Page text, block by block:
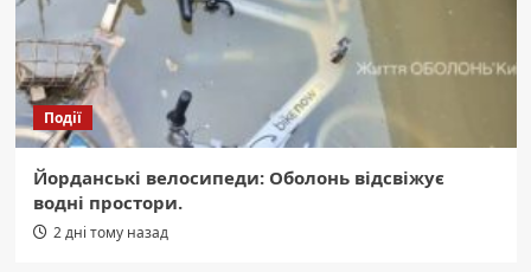
Події
Йорданські велосипеди: Оболонь відсвіжує
водні простори.
2 дні тому назад